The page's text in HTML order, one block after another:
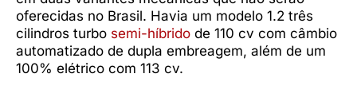
oferecidas no Brasil. Havia um modelo 1.2 três
cilindros turbo semi-híbrido de 110 cv com câmbio
automatizado de dupla embreagem, além de um
100% elétrico com 113 cv.